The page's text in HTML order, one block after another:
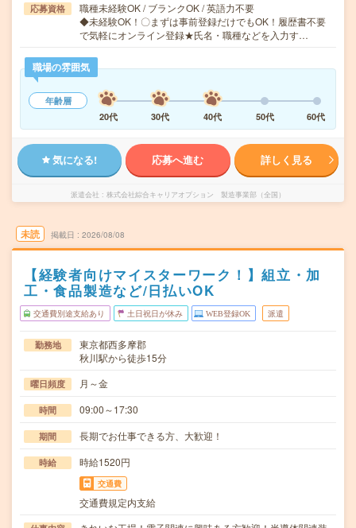
応募資格
職種未経験OK / ブランクOK / 英語力不要
◆未経験OK！〇まずは事前登録だけでもOK！履歴書不要
で気軽にオンライン登録★氏名・職種などを入力す…
職場の雰囲気
年齢層
20代
30代 40代 50代 60代
気になる! 応募へ進む 詳しく見る
派遣会社 株式会社綜合キャリアオプション 製造事業部（全国）
未読 掲載日 2026/08/08
【経験者向けマイスターワーク！】組立・加
工・食品製造など/日払いOK
交通費別途支給あり 土日祝日が休み WEB登録OK 派遣
勤務地
東京都西多摩郡
秋川駅から徒歩15分
曜日頻度 月～金
時間 09:00～17:30
期間 長期でお仕事できる方、大歓迎！
時給 時給1520円
交通費
交通費規定内支給